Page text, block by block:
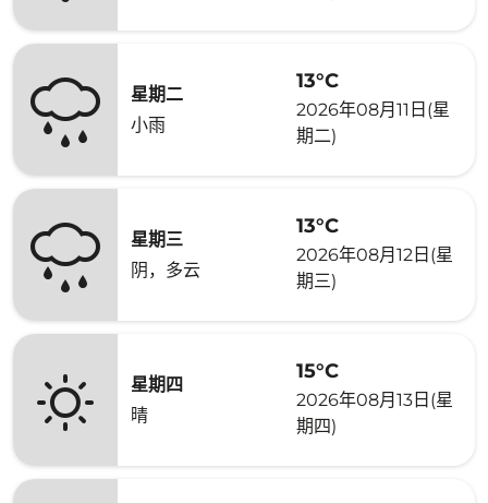
星期二
小雨
13°C
2026年08月11日(星
期二)
星期三
阴，多云
13°C
2026年08月12日(星
期三)
星期四
晴
15°C
2026年08月13日(星
期四)